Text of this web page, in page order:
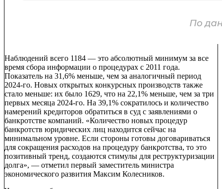
Наблюдений всего 1184 — это абсолютный минимум за все
время сбора информации о процедурах с 2011 года.
Показатель на 31,6% меньше, чем за аналогичный период
2024-го. Новых открытых конкурсных производств также
стало меньше: их было 1629, что на 22,1% меньше, чем за три
первых месяца 2024-го. На 39,1% сократилось и количество
намерений кредиторов обратиться в суд с заявлениями о
банкротстве компаний. «Количество новых процедур
банкротств юридических лиц находится сейчас на
минимальном уровне. Если стороны готовы договариваться
для сокращения расходов на процедуру банкротства, то это
позитивный тренд, создаются стимулы для реструктуризации
долга», — отметил первый заместитель министра
экономического развития Максим Колесников.